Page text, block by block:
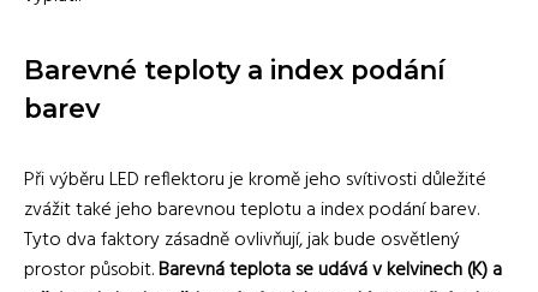
Barevné teploty a index podání
barev
Při výběru LED reflektoru je kromě jeho svítivosti důležité
zvážit také jeho barevnou teplotu a index podání barev.
Tyto dva faktory zásadně ovlivňují, jak bude osvětlený
prostor působit.Barevná teplota se udává v kelvinech (K) a